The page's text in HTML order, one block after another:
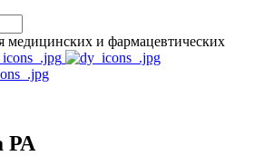
медицинских и фармацевтических
РА